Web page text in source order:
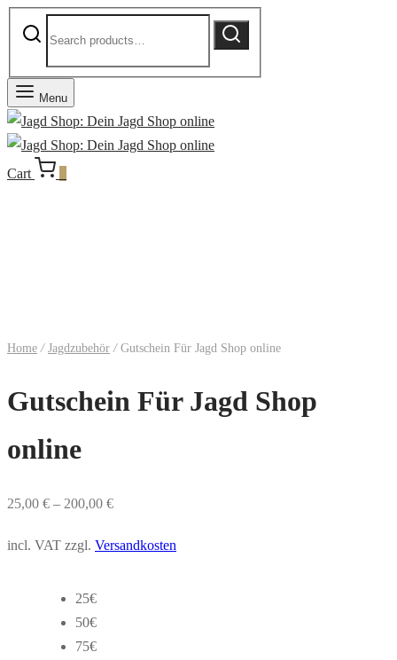
for:
Search
Menu
Cart
Home / Jagdzubehör /Gutschein Für Jagd Shop online
Gutschein Für Jagd Shop
online
25,00 € – 200,00 €
incl. VAT zzgl. Versandkosten
25€
50€
75€